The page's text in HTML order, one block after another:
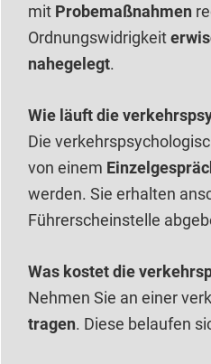
mit Probemaßnahmen
Ordnungswidrigkeit
nahegelegt.
Wie läuft die
Die
von einem
werden. Sie erhalten
Führerscheinstelle
Was kostet die
Nehmen Sie an einer
tragen. Diese belaufen